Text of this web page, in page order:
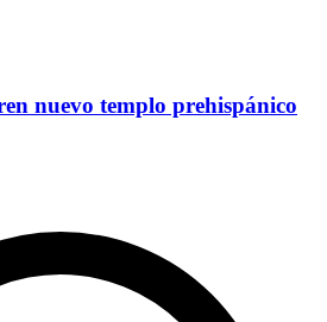
nuevo templo prehispánico